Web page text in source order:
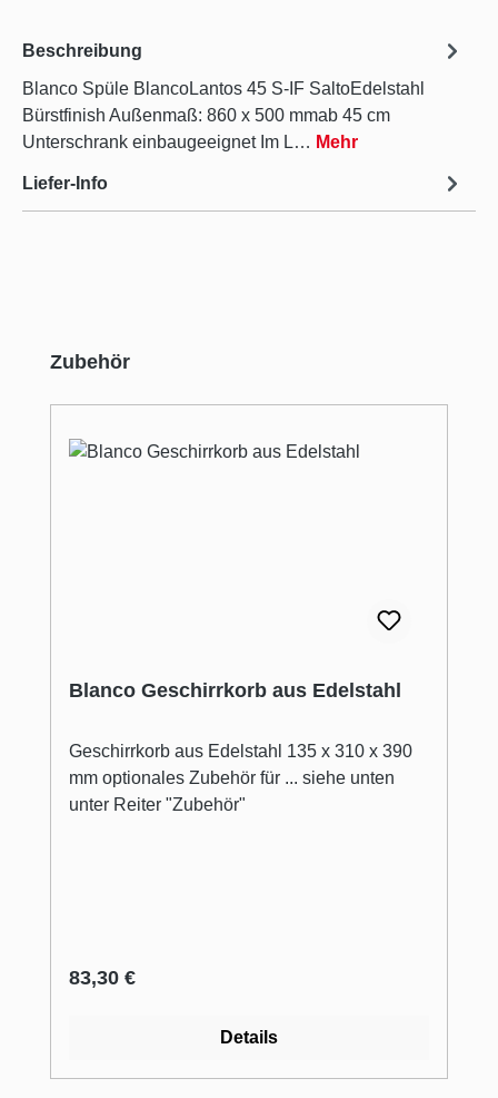
Beschreibung
Blanco Spüle BlancoLantos 45 S-IF SaltoEdelstahl
Bürstfinish Außenmaß: 860 x 500 mmab 45 cm
Unterschrank einbaugeeignet Im L… Mehr
Liefer-Info
Produktgalerie überspringen
Zubehör
Blanco Geschirrkorb aus Edelstahl
Geschirrkorb aus Edelstahl 135 x 310 x 390
mm optionales Zubehör für ... siehe unten
unter Reiter "Zubehör"
Regulärer Preis:
83,30 €
Details